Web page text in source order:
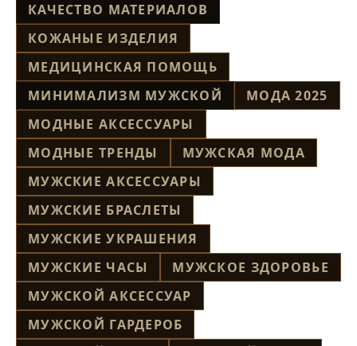
КАЧЕСТВО МАТЕРИАЛОВ
КОЖАНЫЕ ИЗДЕЛИЯ
МЕДИЦИНСКАЯ ПОМОЩЬ
МИНИМАЛИЗМ МУЖСКОЙ
МОДА 2025
МОДНЫЕ АКСЕССУАРЫ
МОДНЫЕ ТРЕНДЫ
МУЖСКАЯ МОДА
МУЖСКИЕ АКСЕССУАРЫ
МУЖСКИЕ БРАСЛЕТЫ
МУЖСКИЕ УКРАШЕНИЯ
МУЖСКИЕ ЧАСЫ
МУЖСКОЕ ЗДОРОВЬЕ
МУЖСКОЙ АКСЕССУАР
МУЖСКОЙ ГАРДЕРОБ